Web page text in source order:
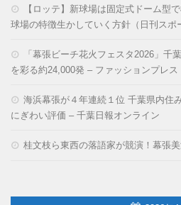
【ロッテ】新球場は固定式ドーム型
球場の特徴生かしていく方針（日刊スポ
「幕張ビーチ花火フェスタ2026」千
を彩る約24,000発 – ファッションプレス
海浜幕張が４年連続１位 千葉県内住
にぎわい評価 – 千葉日報オンライン
桂文枝ら東西の落語家が競演！幕張